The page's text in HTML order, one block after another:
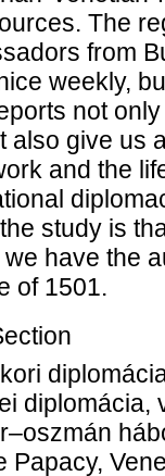
The
from
weekly,
not
also give us
and the
study is
have the
of 1501.
diplomácia,
Papacy,